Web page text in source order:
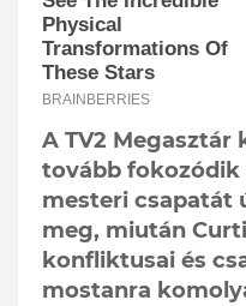
A TV2
tovább fokozódik
mesteri csapatát
meg, miután
konfliktusai és
mostanra